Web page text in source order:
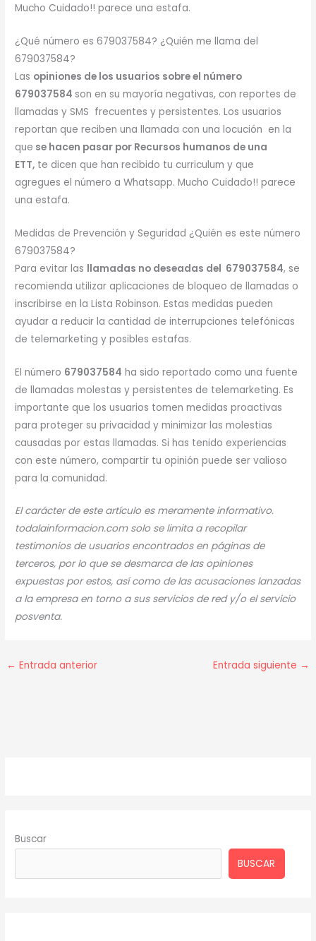
Mucho Cuidado!! parece una estafa.
¿Qué número es 679037584? ¿Quién me llama del
679037584?
Las opiniones de los usuarios sobre el número
679037584 son en su mayoría negativas, con reportes de
llamadas y SMS frecuentes y persistentes. Los usuarios
reportan que reciben una llamada con una locución en la
que se hacen pasar por Recursos humanos de una
ETT, te dicen que han recibido tu curriculum y que
agregues el número a Whatsapp. Mucho Cuidado!! parece
una estafa.
Medidas de Prevención y Seguridad ¿Quién es este número
679037584?
Para evitar las llamadas no deseadas del 679037584, se
recomienda utilizar aplicaciones de bloqueo de llamadas o
inscribirse en la Lista Robinson. Estas medidas pueden
ayudar a reducir la cantidad de interrupciones telefónicas
de telemarketing y posibles estafas.
El número 679037584 ha sido reportado como una fuente
de llamadas molestas y persistentes de telemarketing. Es
importante que los usuarios tomen medidas proactivas
para proteger su privacidad y minimizar las molestias
causadas por estas llamadas. Si has tenido experiencias
con este número, compartir tu opinión puede ser valioso
para la comunidad.
El carácter de este artículo es meramente informativo.
todalainformacion.com solo se limita a recopilar
testimonios de usuarios encontrados en páginas de
terceros, por lo que se desmarca de las opiniones
expuestas por estos, así como de las acusaciones lanzadas
a la empresa en torno a sus servicios de red y/o el servicio
posventa.
← Entrada anterior Entrada siguiente →
Buscar
BUSCAR